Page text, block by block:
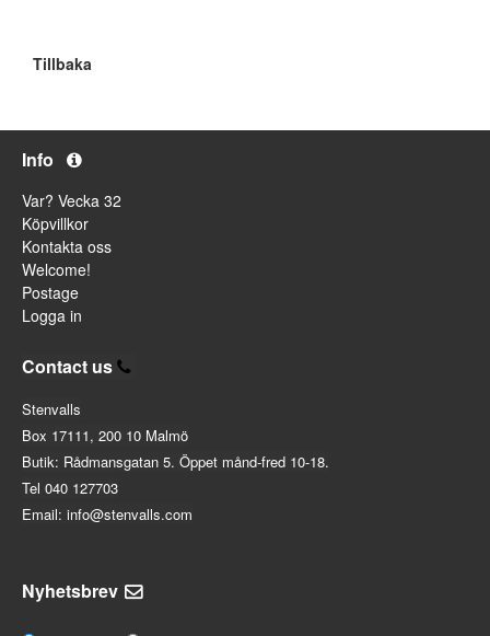
Tillbaka
Info
Var? Vecka 32
Köpvillkor
Kontakta oss
Welcome!
Postage
Logga in
Contact us
Stenvalls
Box 17111, 200 10 Malmö
Butik: Rådmansgatan 5. Öppet månd-fred 10-18.
Tel 040 127703
Email: info@stenvalls.com
Nyhetsbrev